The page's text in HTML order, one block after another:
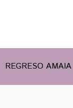
REGRESO AMAIA